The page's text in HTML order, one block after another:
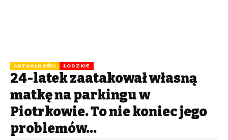
AKTUALNOŚCI ŁÓDZKIE
24-latek zaatakował własną
matkę na parkingu w
Piotrkowie. To nie koniec jego
problemów…